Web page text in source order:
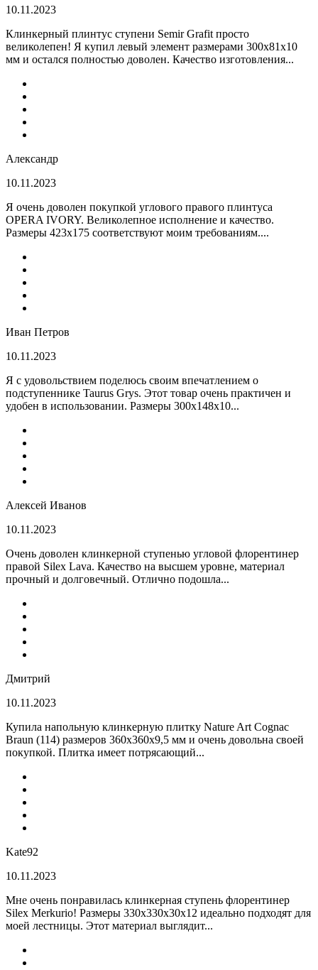
10.11.2023
Клинкерный плинтус ступени Semir Grafit просто
великолепен! Я купил левый элемент размерами 300х81х10
мм и остался полностью доволен. Качество изготовления...
Александр
10.11.2023
Я очень доволен покупкой углового правого плинтуса
OPERA IVORY. Великолепное исполнение и качество.
Размеры 423х175 соответствуют моим требованиям....
Иван Петров
10.11.2023
Я с удовольствием поделюсь своим впечатлением о
подступеннике Taurus Grys. Этот товар очень практичен и
удобен в использовании. Размеры 300х148х10...
Алексей Иванов
10.11.2023
Очень доволен клинкерной ступенью угловой флорентинер
правой Silex Lava. Качество на высшем уровне, материал
прочный и долговечный. Отлично подошла...
Дмитрий
10.11.2023
Купила напольную клинкерную плитку Nature Art Cognac
Braun (114) размеров 360x360x9,5 мм и очень довольна своей
покупкой. Плитка имеет потрясающий...
Kate92
10.11.2023
Мне очень понравилась клинкерная ступень флорентинер
Silex Merkurio! Размеры 330х330х30х12 идеально подходят для
моей лестницы. Этот материал выглядит...